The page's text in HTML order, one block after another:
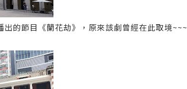
的節目《蘭花劫》，原來該劇曾經在此取境~~~